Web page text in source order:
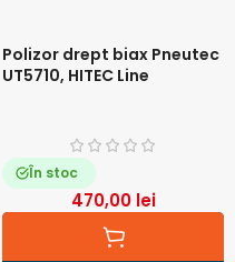
Polizor drept biax Pneutec
UT5710, HITEC Line
În stoc
470,00 lei